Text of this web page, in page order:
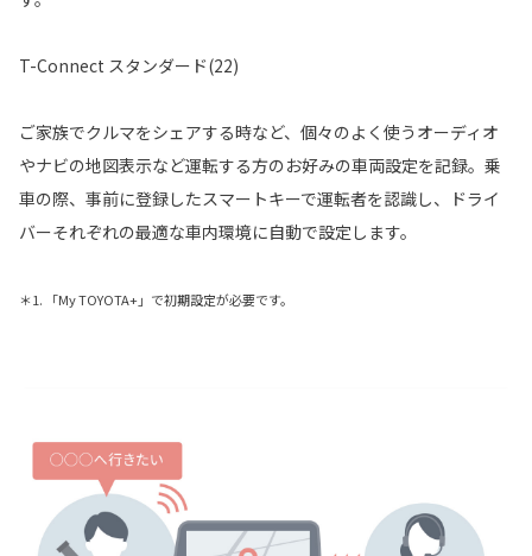
T-Connect スタンダード(22)
ご家族でクルマをシェアする時など、個々のよく使うオーディオ
やナビの地図表示など運転する方のお好みの車両設定を記録。乗
車の際、事前に登録したスマートキーで運転者を認識し、ドライ
バーそれぞれの最適な車内環境に自動で設定します。
＊1. 「My TOYOTA+」で初期設定が必要です。